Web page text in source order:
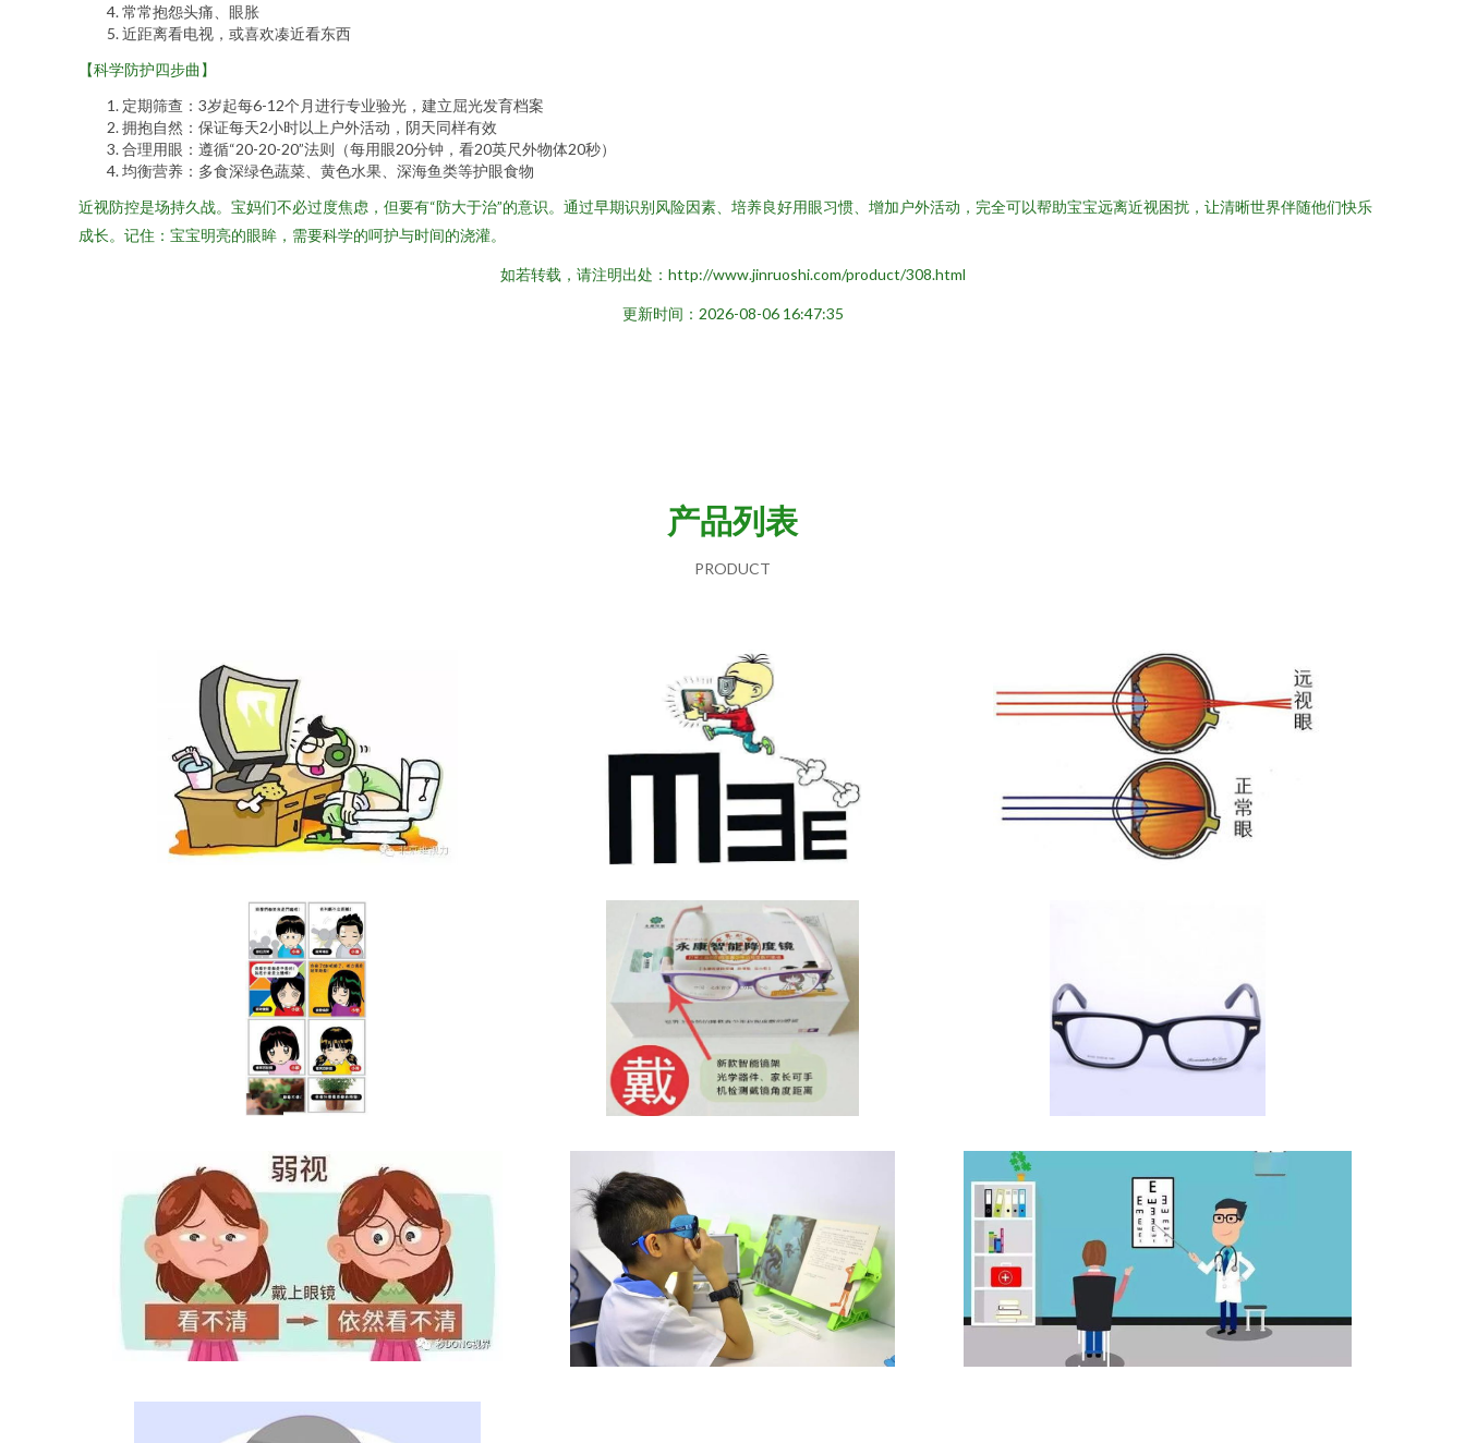
常常抱怨头痛、眼胀
近距离看电视，或喜欢凑近看东西
【科学防护四步曲】
定期筛查：3岁起每6-12个月进行专业验光，建立屈光发育档案
拥抱自然：保证每天2小时以上户外活动，阴天同样有效
合理用眼：遵循“20-20-20”法则（每用眼20分钟，看20英尺外物体20秒）
均衡营养：多食深绿色蔬菜、黄色水果、深海鱼类等护眼食物
近视防控是场持久战。宝妈们不必过度焦虑，但要有“防大于治”的意识。通过早期识别风险因素、培养良好用眼习惯、增加户外活动，完全可以帮助宝宝远离近视困扰，让清晰世界伴随他们快乐
成长。记住：宝宝明亮的眼眸，需要科学的呵护与时间的浇灌。
如若转载，请注明出处：http://www.jinruoshi.com/product/308.html
更新时间：2026-08-06 16:47:35
产品列表
PRODUCT